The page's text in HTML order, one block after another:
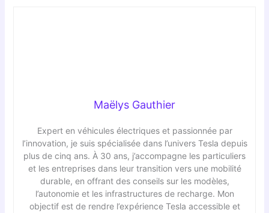
Maëlys Gauthier
Expert en véhicules électriques et passionnée par
l’innovation, je suis spécialisée dans l’univers Tesla depuis
plus de cinq ans. À 30 ans, j’accompagne les particuliers
et les entreprises dans leur transition vers une mobilité
durable, en offrant des conseils sur les modèles,
l’autonomie et les infrastructures de recharge. Mon
objectif est de rendre l’expérience Tesla accessible et